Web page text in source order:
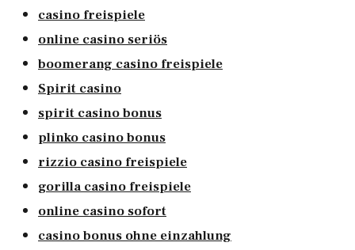
casino freispiele
online casino seriös
boomerang casino freispiele
Spirit casino
spirit casino bonus
plinko casino bonus
rizzio casino freispiele
gorilla casino freispiele
online casino sofort
casino bonus ohne einzahlung